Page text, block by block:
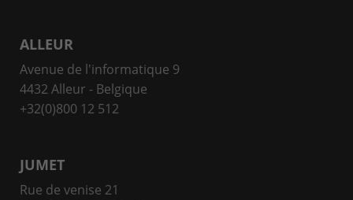
ALLEUR
Avenue de l'informatique 9
4432 Alleur - Belgique
+32(0)800 12 512
JUMET
Rue de venise 21